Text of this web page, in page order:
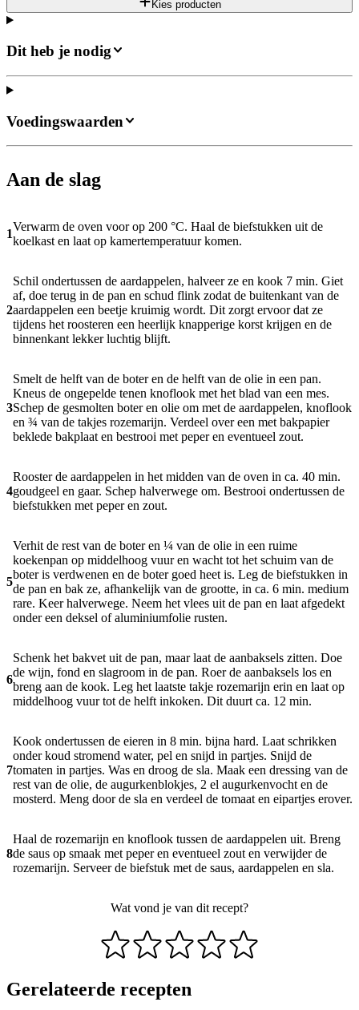
Kies producten
Dit heb je nodig
Aan de slag
1
Verwarm de oven voor op 200 °C. Haal de biefstukken uit de
koelkast en laat op kamertemperatuur komen.
2
Schil ondertussen de aardappelen, halveer ze en kook 7 min. Giet
af, doe terug in de pan en schud flink zodat de buitenkant van de
aardappelen een beetje kruimig wordt. Dit zorgt ervoor dat ze
tijdens het roosteren een heerlijk knapperige korst krijgen en de
binnenkant lekker luchtig blijft.
3
Smelt de helft van de boter en de helft van de olie in een pan.
Kneus de ongepelde tenen knoflook met het blad van een mes.
Schep de gesmolten boter en olie om met de aardappelen, knoflook
en ¾ van de takjes rozemarijn. Verdeel over een met bakpapier
beklede bakplaat en bestrooi met peper en eventueel zout.
4
Rooster de aardappelen in het midden van de oven in ca. 40 min.
goudgeel en gaar. Schep halverwege om. Bestrooi ondertussen de
biefstukken met peper en zout.
5
Verhit de rest van de boter en ¼ van de olie in een ruime
koekenpan op middelhoog vuur en wacht tot het schuim van de
boter is verdwenen en de boter goed heet is. Leg de biefstukken in
de pan en bak ze, afhankelijk van de grootte, in ca. 6 min. medium
rare. Keer halverwege. Neem het vlees uit de pan en laat afgedekt
onder een deksel of aluminiumfolie rusten.
6
Schenk het bakvet uit de pan, maar laat de aanbaksels zitten. Doe
de wijn, fond en slagroom in de pan. Roer de aanbaksels los en
breng aan de kook. Leg het laatste takje rozemarijn erin en laat op
middelhoog vuur tot de helft inkoken. Dit duurt ca. 12 min.
7
Kook ondertussen de eieren in 8 min. bijna hard. Laat schrikken
onder koud stromend water, pel en snijd in partjes. Snijd de
tomaten in partjes. Was en droog de sla. Maak een dressing van de
rest van de olie, de augurkenblokjes, 2 el augurkenvocht en de
mosterd. Meng door de sla en verdeel de tomaat en eipartjes erover.
8
Haal de rozemarijn en knoflook tussen de aardappelen uit. Breng
de saus op smaak met peper en eventueel zout en verwijder de
rozemarijn. Serveer de biefstuk met de saus, aardappelen en sla.
Wat vond je van dit recept?
Voedingswaarden
Gerelateerde recepten